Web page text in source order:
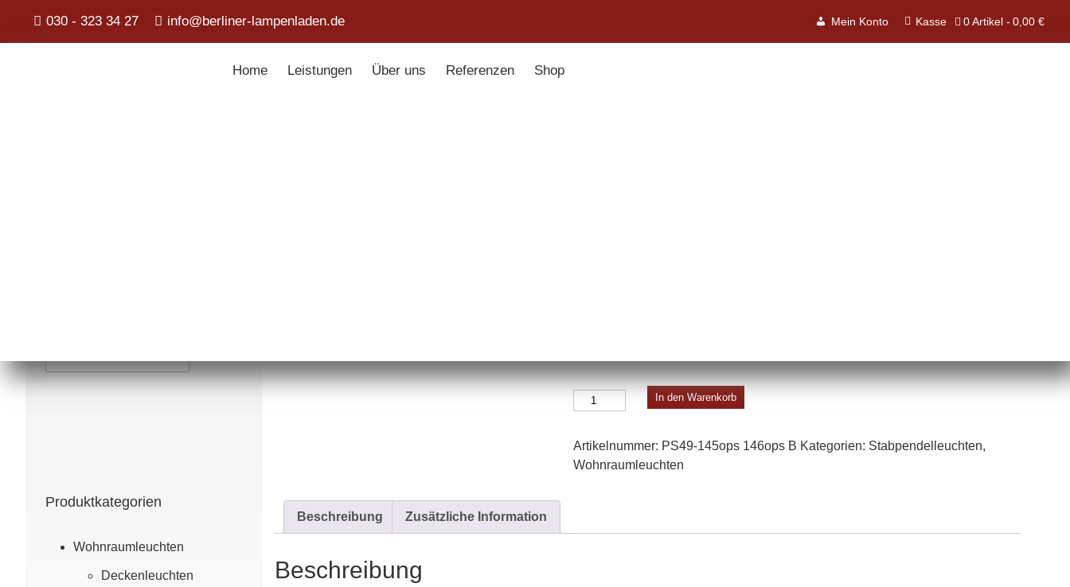
030 - 323 34 27 info@berliner-lampenladen.de Mein Konto Kasse 0 Artikel 0,00 €
Home Leistungen Über uns Referenzen Shop
Produktkategorien
Wohn­raum­leuchten
Decken­leuchten
Stabpendelleuchte
B
In den Warenkorb
Artikelnummer: PS49-145ops 146ops B Kategorien: Stabpendel­leuchten,
Wohn­raum­leuchten
Beschreibung Zusätzliche Information
Beschreibung